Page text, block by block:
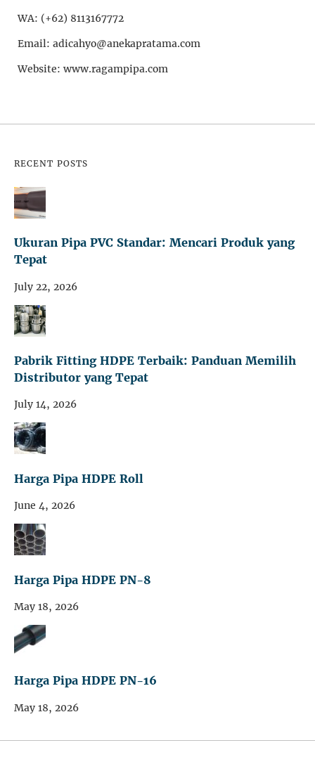
WA: (+62) 8113167772
Email: adicahyo@anekapratama.com
Website: www.ragampipa.com
RECENT POSTS
Ukuran Pipa PVC Standar: Mencari Produk yang
Tepat
July 22, 2026
Pabrik Fitting HDPE Terbaik: Panduan Memilih
Distributor yang Tepat
July 14, 2026
Harga Pipa HDPE Roll
June 4, 2026
Harga Pipa HDPE PN-8
May 18, 2026
Harga Pipa HDPE PN-16
May 18, 2026